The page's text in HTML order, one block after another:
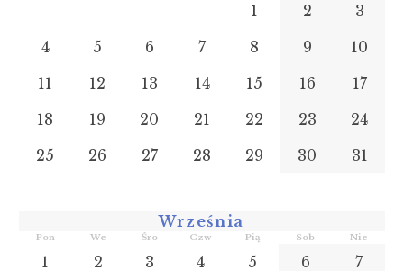
1 2
3
4
5 6 7 8 9
10
11
12 13 14 15 16
17
18
19 20 21 22 23
24
25
26 27 28 29 30 31
Września
Pon We Śro Czw Pią Sob Nie
1 2 3 4 5 6 7